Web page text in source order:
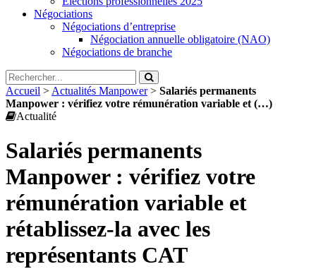
Négociations
Négociations d’entreprise
Négociation annuelle obligatoire (NAO)
Négociations de branche
Accueil > Actualités Manpower> Salariés permanents
Manpower : vérifiez votre rémunération variable et (…)
Actualité
Salariés permanents
Manpower : vérifiez votre
rémunération variable et
rétablissez-la avec les
représentants CAT